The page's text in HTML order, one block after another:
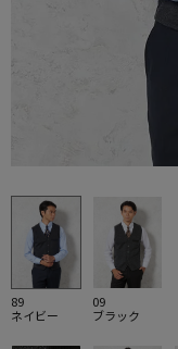
89
ネイビー
09
ブラック